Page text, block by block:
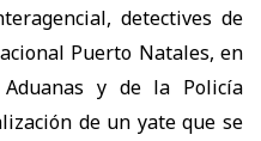
detectives de
Puerto Natales, en
y de la Policía
de un yate que se